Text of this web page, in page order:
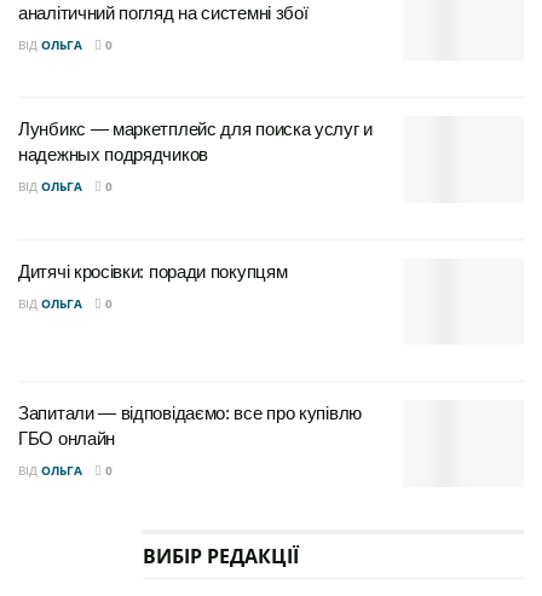
аналітичний погляд на системні збої
ВІД ОЛЬГА 0
Лунбикс — маркетплейс для поиска услуг и
надежных подрядчиков
ВІД ОЛЬГА 0
Дитячі кросівки: поради покупцям
ВІД ОЛЬГА 0
Запитали — відповідаємо: все про купівлю
ГБО онлайн
ВІД ОЛЬГА 0
ВИБІР РЕДАКЦІЇ